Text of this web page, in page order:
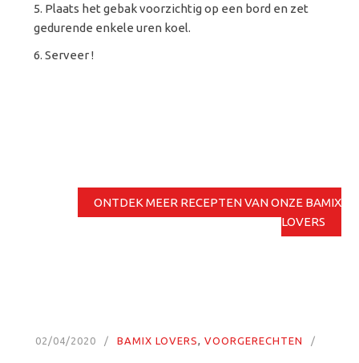
Plaats het gebak voorzichtig op een bord en zet
gedurende enkele uren koel.
Serveer !
ONTDEK MEER RECEPTEN VAN ONZE BAMIX
LOVERS
02/04/2020 BAMIX LOVERS VOORGERECHTEN